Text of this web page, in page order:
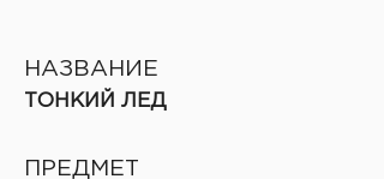
НАЗВАНИЕ
ТОНКИЙ ЛЕД
ПРЕДМЕТ